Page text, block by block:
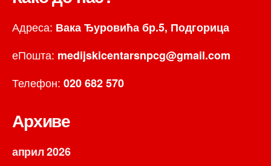
Адреса: Вака Ђуровића бр.5, Подгорица
еПошта: medijskicentarsnpcg@gmail.com
Телефон: 020 682 570
Архиве
април 2026